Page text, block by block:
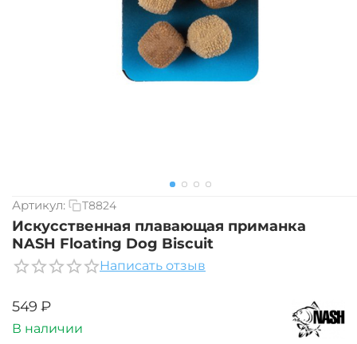
Артикул: T8824
Искусственная плавающая приманка
NASH Floating Dog Biscuit
Написать отзыв
‍549‍ ₽
В наличии